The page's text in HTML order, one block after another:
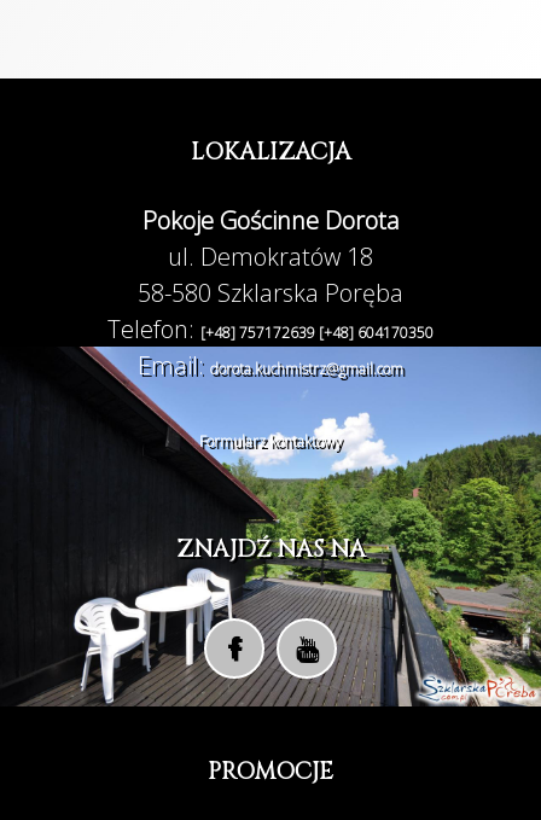
LOKALIZACJA
Pokoje Gościnne Dorota
ul. Demokratów 18
58-580 Szklarska Poręba
Telefon: [+48] 757172639 [+48] 604170350
Email: dorota.kuchmistrz@gmail.com
Formularz kontaktowy
ZNAJDŹ NAS NA
PROMOCJE